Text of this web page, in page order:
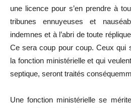
une licence pour s’en prendre à
tribunes ennuyeuses et
indemnes et à l’abri de toute
Ce sera coup pour coup. Ceux qui
la fonction ministérielle et qui
septique, seront traités
Une fonction ministérielle se